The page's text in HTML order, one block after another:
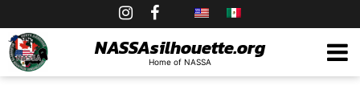
to
content
NASSAsilhouette.org
Home of NASSA